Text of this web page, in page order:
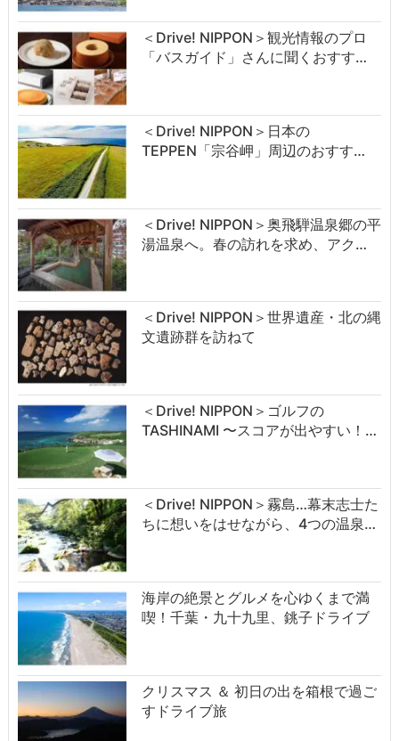
＜Drive! NIPPON＞観光情報のプロ
「バスガイド」さんに聞くおすす…
＜Drive! NIPPON＞日本の
TEPPEN「宗谷岬」周辺のおすす…
＜Drive! NIPPON＞奥飛騨温泉郷の平
湯温泉へ。春の訪れを求め、アク…
＜Drive! NIPPON＞世界遺産・北の縄
文遺跡群を訪ねて
＜Drive! NIPPON＞ゴルフの
TASHINAMI 〜スコアが出やすい！…
＜Drive! NIPPON＞霧島…幕末志士た
ちに想いをはせながら、4つの温泉…
海岸の絶景とグルメを心ゆくまで満
喫！千葉・九十九里、銚子ドライブ
クリスマス ＆ 初日の出を箱根で過ご
すドライブ旅